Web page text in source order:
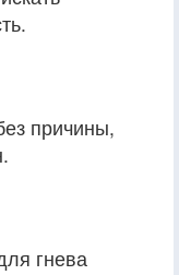
причины,
гнева